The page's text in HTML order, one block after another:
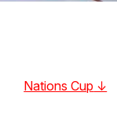
Nations Cup ↓